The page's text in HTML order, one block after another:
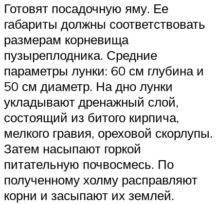
Готовят посадочную яму. Ее
габариты должны соответствовать
размерам корневища
пузыреплодника. Средние
параметры лунки: 60 см глубина и
50 см диаметр. На дно лунки
укладывают дренажный слой,
состоящий из битого кирпича,
мелкого гравия, ореховой скорлупы.
Затем насыпают горкой
питательную почвосмесь. По
полученному холму расправляют
корни и засыпают их землей.